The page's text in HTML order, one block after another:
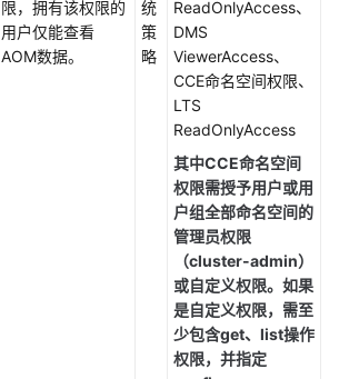
限，拥有该权限的
用户仅能查看
AOM数据。
统
策
略
ReadOnlyAccess、
DMS
ViewerAccess、
CCE命名空间权限、
LTS
ReadOnlyAccess
其中CCE命名空间
权限需授予用户或用
户组全部命名空间的
管理员权限
（cluster-admin）
或自定义权限。如果
是自定义权限，需至
少包含get、list操作
权限，并指定